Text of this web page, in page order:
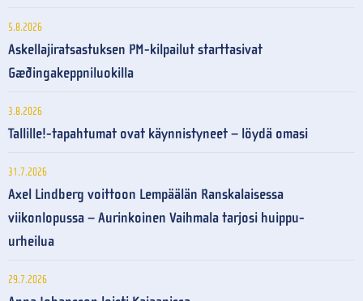
5.8.2026
Askellajiratsastuksen PM-kilpailut starttasivat
Gæðingakeppniluokilla
3.8.2026
Tallille!-tapahtumat ovat käynnistyneet – löydä omasi
31.7.2026
Axel Lindberg voittoon Lempäälän Ranskalaisessa
viikonlopussa – Aurinkoinen Vaihmala tarjosi huippu-
urheilua
29.7.2026